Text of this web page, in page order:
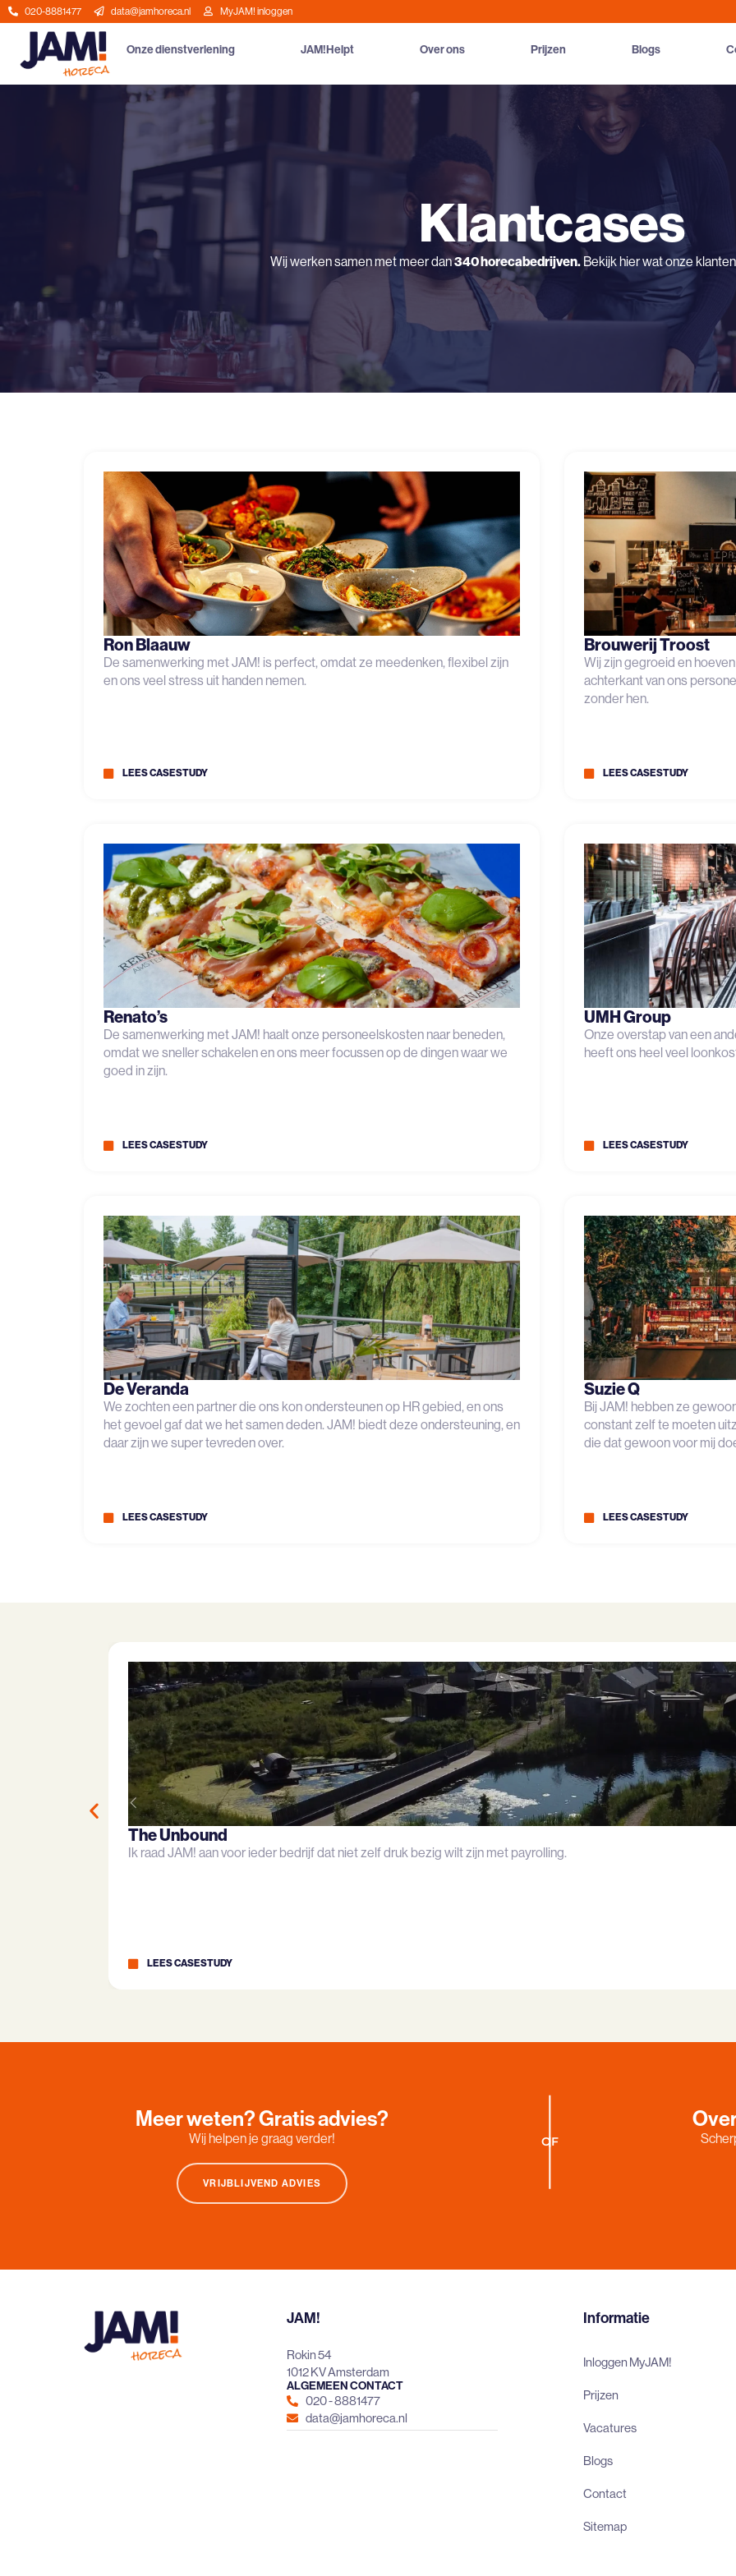
020-8881477 data@jamhoreca.nl MyJAM! inloggen
Onze dienstverlening JAM!Helpt Over ons Prijzen Blogs
Klantcases
Wij werken samen met meer dan340 horecabedrijven. Bekijk hier wat onze
Ron Blaauw
De samenwerking met JAM! is perfect, omdat ze meedenken, flexibel zijn
en ons veel stress uit handen nemen.
LEES CASESTUDY
Brouwerij Troost
Wij zijn gegroeid en
achterkant van ons
zonder hen.
LEES CASESTUDY
Renato’s
De samenwerking met JAM! haalt onze personeelskosten naar beneden,
omdat we sneller schakelen en ons meer focussen op de dingen waar we
goed in zijn.
LEES CASESTUDY
UMH Group
Onze overstap van een
heeft ons heel veel
LEES CASESTUDY
De Veranda
We zochten een partner die ons kon ondersteunen op HR gebied, en ons
het gevoel gaf dat we het samen deden. JAM! biedt deze ondersteuning, en
daar zijn we super tevreden over.
LEES CASESTUDY
Suzie Q
Bij JAM! hebben ze
constant zelf te moeten
die dat gewoon voor mij
LEES CASESTUDY
The Unbound
Ik raad JAM! aan voor ieder bedrijf dat niet zelf druk bezig wilt zijn met payrolling.
LEES CASESTUDY
Meer weten? Gratis advies?
Wij helpen je graag verder!
VRIJBLIJVEND ADVIES
OF
JAM!
Rokin 54
1012 KV Amsterdam
ALGEMEEN CONTACT
020 - 8881477
data@jamhoreca.nl
Informatie
Inloggen MyJAM!
Prijzen
Vacatures
Blogs
Contact
Sitemap